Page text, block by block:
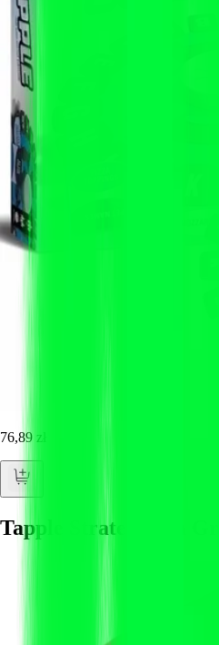
76,89 zł
Tapple Strategiczna